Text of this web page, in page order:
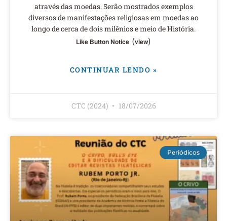
através das moedas. Serão mostrados exemplos
diversos de manifestações religiosas em moedas ao
longo de cerca de dois milênios e meio de História.
Like Button Notice (view)
CONTINUAR LENDO »
CTC (2024) 18/07/2026
Periódicos